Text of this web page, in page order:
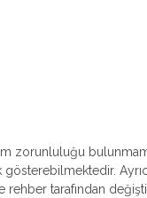
zorunluluğu
gösterebilmektedir.
rehber tarafından